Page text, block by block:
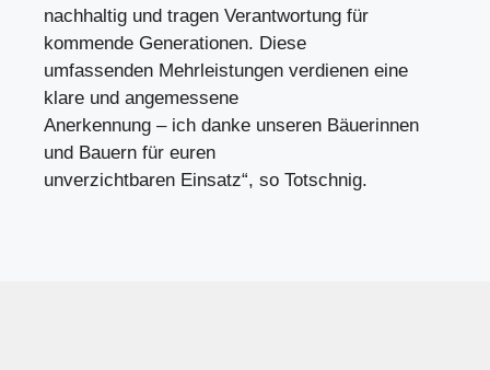
nachhaltig und tragen Verantwortung für
kommende Generationen. Diese
umfassenden Mehrleistungen verdienen eine
klare und angemessene
Anerkennung – ich danke unseren Bäuerinnen
und Bauern für euren
unverzichtbaren Einsatz“, so Totschnig.